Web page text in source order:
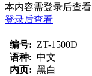
本内容需登录后查看
登录后查看
编号: ZT-1500D
语种: 中文
内页: 黑白